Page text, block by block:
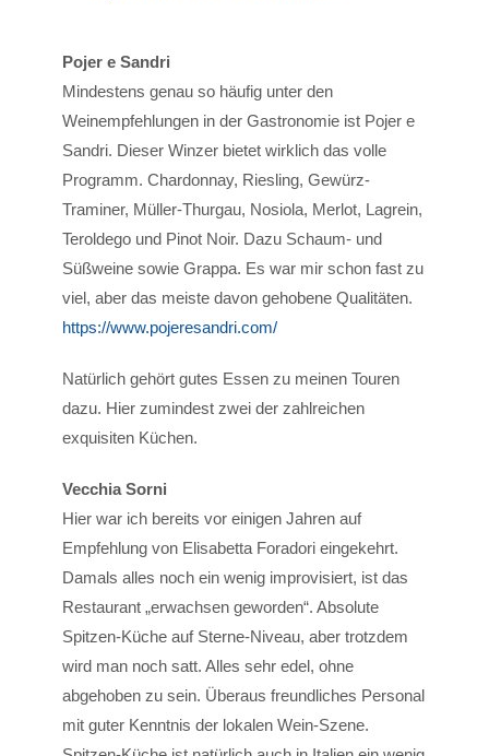
Pojer e Sandri
Mindestens genau so häufig unter den
Weinempfehlungen in der Gastronomie ist Pojer e
Sandri. Dieser Winzer bietet wirklich das volle
Programm. Chardonnay, Riesling, Gewürz-
Traminer, Müller-Thurgau, Nosiola, Merlot, Lagrein,
Teroldego und Pinot Noir. Dazu Schaum- und
Süßweine sowie Grappa. Es war mir schon fast zu
viel, aber das meiste davon gehobene Qualitäten.
https://www.pojeresandri.com/
Natürlich gehört gutes Essen zu meinen Touren
dazu. Hier zumindest zwei der zahlreichen
exquisiten Küchen.
Vecchia Sorni
Hier war ich bereits vor einigen Jahren auf
Empfehlung von Elisabetta Foradori eingekehrt.
Damals alles noch ein wenig improvisiert, ist das
Restaurant „erwachsen geworden“. Absolute
Spitzen-Küche auf Sterne-Niveau, aber trotzdem
wird man noch satt. Alles sehr edel, ohne
abgehoben zu sein. Überaus freundliches Personal
mit guter Kenntnis der lokalen Wein-Szene.